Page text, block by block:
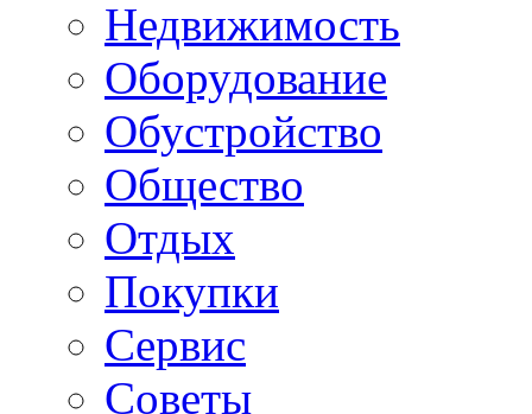
Недвижимость
Оборудование
Обустройство
Общество
Отдых
Покупки
Сервис
Советы